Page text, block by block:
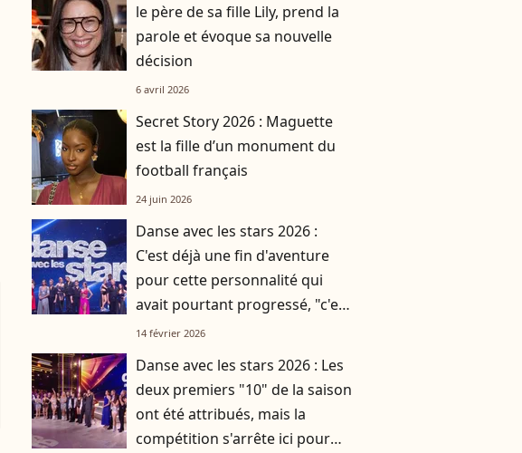
le père de sa fille Lily, prend la
parole et évoque sa nouvelle
décision
6 avril 2026
Secret Story 2026 : Maguette
est la fille d’un monument du
football français
24 juin 2026
Danse avec les stars 2026 :
C'est déjà une fin d'aventure
pour cette personnalité qui
avait pourtant progressé, "c'est
presque dommage"
14 février 2026
Danse avec les stars 2026 : Les
deux premiers "10" de la saison
ont été attribués, mais la
compétition s'arrête ici pour